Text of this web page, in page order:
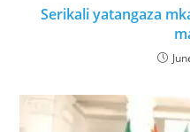
Serikali yatangaza